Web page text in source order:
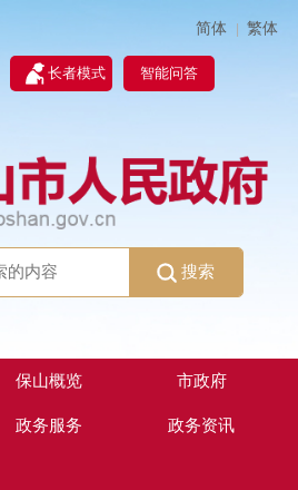
简体 | 繁体
长者模式 智能问答
搜索
保山概览 市政府
政务服务 政务资讯